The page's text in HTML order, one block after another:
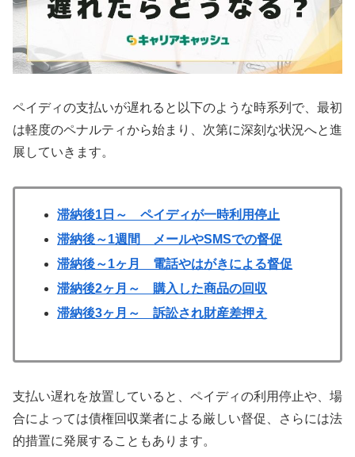
ペイディの支払いが遅れると以下のような時系列で、最初
は軽度のペナルティから始まり、次第に深刻な状況へと進
展していきます。
滞納後1日～ ペイディが一時利用停止
滞納後～1週間 メールやSMSでの督促
滞納後～1ヶ月 電話やはがきによる督促
滞納後2ヶ月～ 購入した商品の回収
滞納後3ヶ月～ 訴訟され財産差押え
支払い遅れを放置していると、ペイディの利用停止や、場
合によっては債権回収業者による厳しい督促、さらには法
的措置に発展することもあります。